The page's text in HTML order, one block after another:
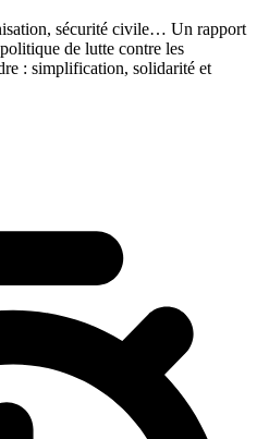
sécurité civile… Un rapport
de lutte contre les
: simplification, solidarité et